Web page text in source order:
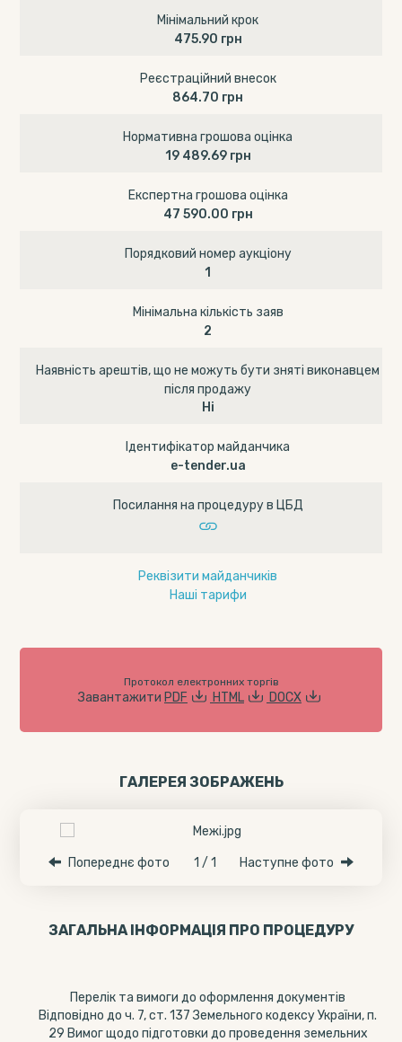
Мінімальний крок
475.90 грн
Реєстраційний внесок
864.70 грн
Нормативна грошова оцінка
19 489.69 грн
Експертна грошова оцінка
47 590.00 грн
Порядковий номер аукціону
1
Мінімальна кількість заяв
2
Наявність арештів, що не можуть бути зняті виконавцем
після продажу
Ні
Ідентифікатор майданчика
e-tender.ua
Посилання на процедуру в ЦБД
Реквізити майданчиків
Наші тарифи
Протокол електронних торгів
Завантажити PDF HTML DOCX
ГАЛЕРЕЯ ЗОБРАЖЕНЬ
Попереднє фото 1 / 1 Наступне фото
ЗАГАЛЬНА ІНФОРМАЦІЯ ПРО ПРОЦЕДУРУ
Перелік та вимоги до оформлення документів
Відповідно до ч. 7, ст. 137 Земельного кодексу України, п.
29 Вимог щодо підготовки до проведення земельних